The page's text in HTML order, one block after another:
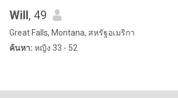
Will, 49
Great Falls, Montana, สหรัฐอเมริกา
ค้นหา: หญิง 33 - 52